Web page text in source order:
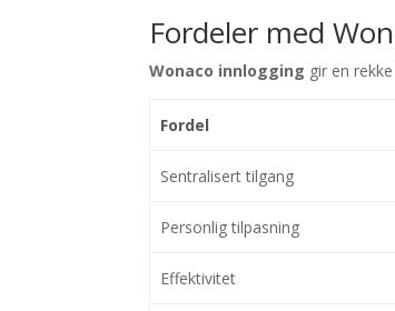
Fordeler med
Wonaco innlogging gir en
Fordel
Sentralisert tilgang
Personlig tilpasning
Effektivitet